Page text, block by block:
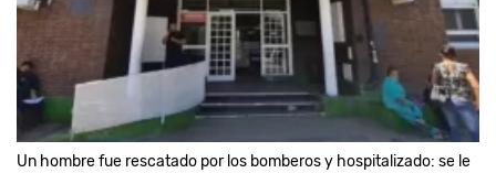
Un hombre fue rescatado por los bomberos y hospitalizado: se le